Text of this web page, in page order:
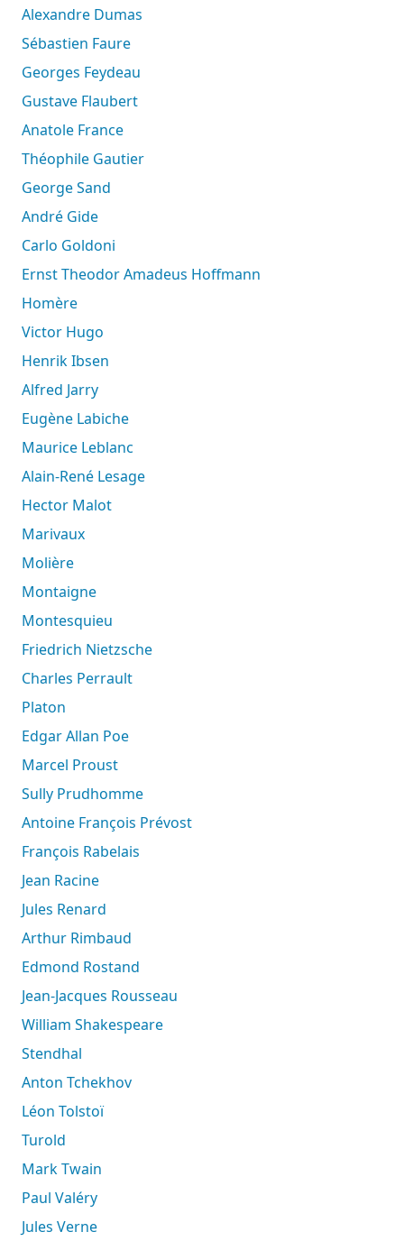
Alexandre Dumas
Sébastien Faure
Georges Feydeau
Gustave Flaubert
Anatole France
Théophile Gautier
George Sand
André Gide
Carlo Goldoni
Ernst Theodor Amadeus Hoffmann
Homère
Victor Hugo
Henrik Ibsen
Alfred Jarry
Eugène Labiche
Maurice Leblanc
Alain-René Lesage
Hector Malot
Marivaux
Molière
Montaigne
Montesquieu
Friedrich Nietzsche
Charles Perrault
Platon
Edgar Allan Poe
Marcel Proust
Sully Prudhomme
Antoine François Prévost
François Rabelais
Jean Racine
Jules Renard
Arthur Rimbaud
Edmond Rostand
Jean-Jacques Rousseau
William Shakespeare
Stendhal
Anton Tchekhov
Léon Tolstoï
Turold
Mark Twain
Paul Valéry
Jules Verne